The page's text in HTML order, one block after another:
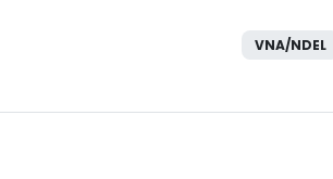
VNA/NDEL